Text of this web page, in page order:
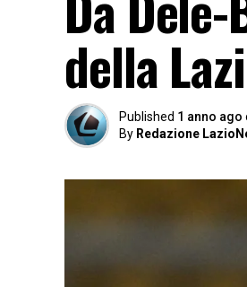
della
Published 1 anno ago
By Redazione